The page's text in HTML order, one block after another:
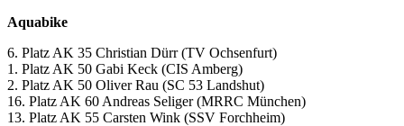
Aquabike
6. Platz AK 35 Christian Dürr (TV Ochsenfurt)
1. Platz AK 50 Gabi Keck (CIS Amberg)
2. Platz AK 50 Oliver Rau (SC 53 Landshut)
16. Platz AK 60 Andreas Seliger (MRRC München)
13. Platz AK 55 Carsten Wink (SSV Forchheim)